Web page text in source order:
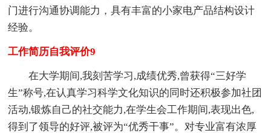
门进行沟通协调能力，具有丰富的小家电产品结构设计
经验。
工作简历自我评价9
在大学期间,我刻苦学习,成绩优秀,曾获得“三好学
生”称号,在认真学习科学文化知识的同时还积极参加社团
活动,锻炼自己的社交能力,在学生会工作期间,表现出色,
得到了领导的好评,被评为“优秀干事”。对专业富有浓厚